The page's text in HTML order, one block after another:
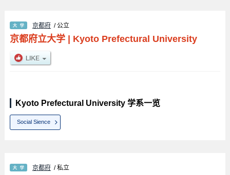
京都府 / 公立
京都府立大学| Kyoto Prefectural University
Kyoto Prefectural University 学系一览
Social Sience
京都府 / 私立